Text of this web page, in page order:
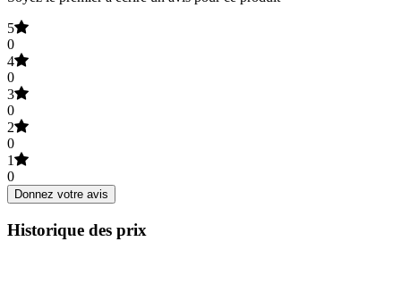
5
0
4
0
3
0
2
0
1
0
Donnez votre avis
Historique des prix